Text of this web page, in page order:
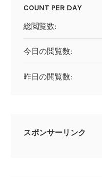
COUNT PER DAY
総閲覧数:
今日の閲覧数:
昨日の閲覧数:
スポンサーリンク